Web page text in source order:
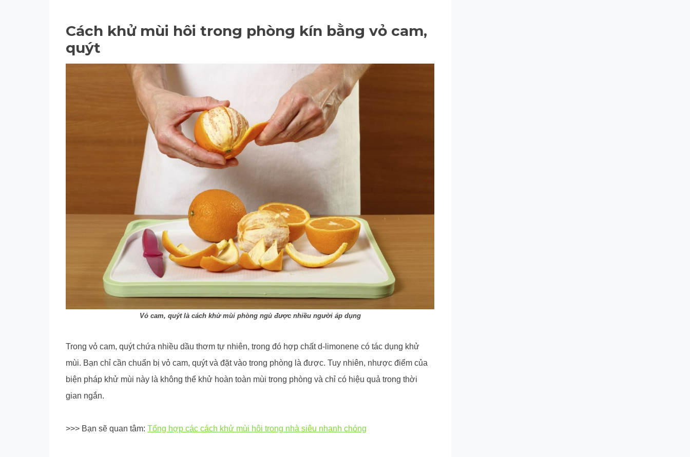
Cách khử mùi hôi trong phòng kín bằng vỏ cam,
quýt
Vỏ cam, quýt là cách khử mùi phòng ngủ được nhiều người áp dụng
Trong vỏ cam, quýt chứa nhiều dầu thơm tự nhiên, trong đó hợp chất d-limonene có tác dụng khử
mùi. Bạn chỉ cần chuẩn bị vỏ cam, quýt và đặt vào trong phòng là được. Tuy nhiên, nhược điểm của
biện pháp khử mùi này là không thể khử hoàn toàn mùi trong phòng và chỉ có hiệu quả trong thời
gian ngắn.
>>> Bạn sẽ quan tâm: Tổng hợp các cách khử mùi hôi trong nhà siêu nhanh chóng